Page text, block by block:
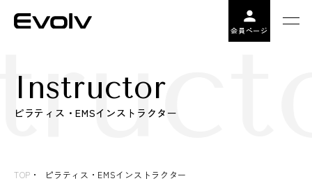
会員ページ
Instructor
ピラティス・EMSインストラクター
TOP ピラティス・EMSインストラクター